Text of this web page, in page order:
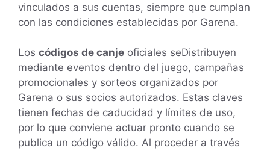
vinculados a sus cuentas, siempre que cumplan
con las condiciones establecidas por Garena.
Los códigos de canje oficiales seDistribuyen
mediante eventos dentro del juego, campañas
promocionales y sorteos organizados por
Garena o sus socios autorizados. Estas claves
tienen fechas de caducidad y límites de uso,
por lo que conviene actuar pronto cuando se
publica un código válido. Al proceder a través